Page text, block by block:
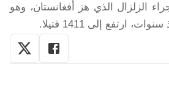
الزلزال الذي هز أفغانستان، وهو
ارتفع إلى 1411 قتيلا.